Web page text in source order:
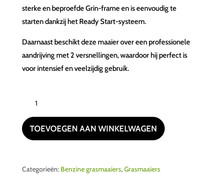
sterke en beproefde Grin-frame en is eenvoudig te
starten dankzij het Ready Start-systeem.
Daarnaast beschikt deze maaier over een professionele
aandrijving met 2 versnellingen, waardoor hij perfect is
voor intensief en veelzijdig gebruik.
aantal
TOEVOEGEN AAN WINKELWAGEN
Categorieën: Benzine grasmaaiers,Grasmaaiers